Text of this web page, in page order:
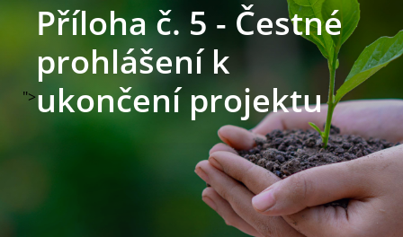
">
Příloha č. 5 - Čestné
prohlášení k
ukončení projektu